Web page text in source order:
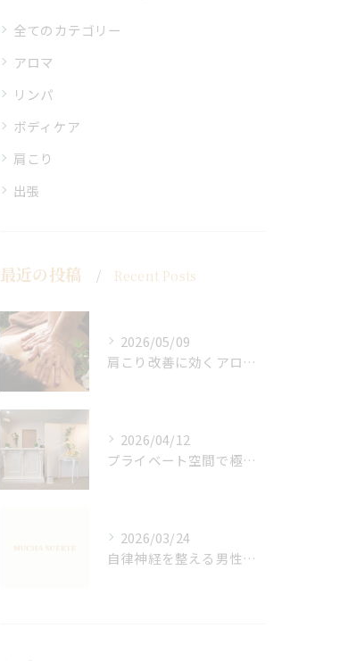
全てのカテゴリー
アロマ
リンパ
ボディケア
肩こり
出張
最近の投稿 Recent Posts
2026/05/09
肩こり改善に効くアロマリンパの手技と効果
2026/04/12
プライベート空間で極上アロマリンパケアの効果
2026/03/24
自律神経を整える男性オイルマッサージ